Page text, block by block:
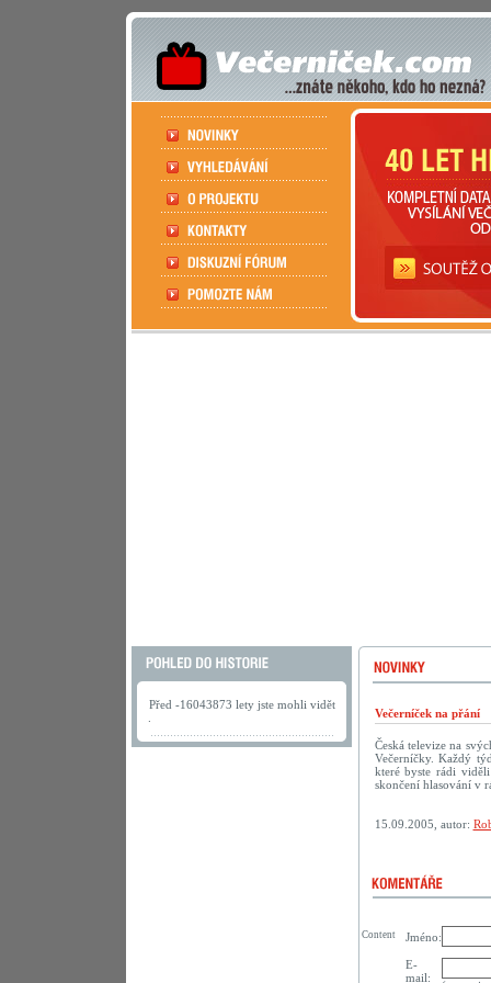
Před -16043873 lety jste mohli vidět
Večerníček na přání
Česká televize na
Večerníčky. Každý
které byste rádi
skončení hlasování v
15.09.2005, autor:
Jméno:
E-
mail:
Content